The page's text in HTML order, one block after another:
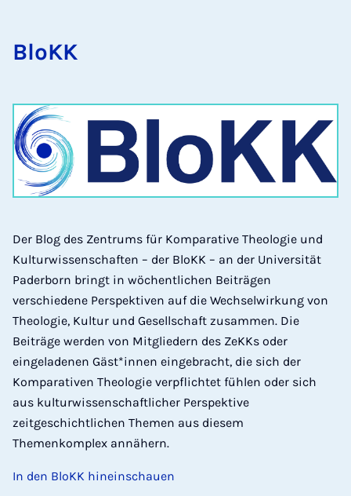
BloKK
Der Blog des Zentrums für Komparative Theologie und
Kulturwissenschaften – der BloKK – an der Universität
Paderborn bringt in wöchentlichen Beiträgen
verschiedene Perspektiven auf die Wechselwirkung von
Theologie, Kultur und Gesellschaft zusammen. Die
Beiträge werden von Mitgliedern des ZeKKs oder
eingeladenen Gäst*innen eingebracht, die sich der
Komparativen Theologie verpflichtet fühlen oder sich
aus kulturwissenschaftlicher Perspektive
zeitgeschichtlichen Themen aus diesem
Themenkomplex annähern.
In den BloKK hineinschauen